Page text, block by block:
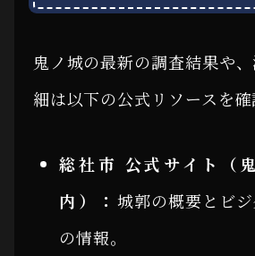
鬼ノ城の最新の調査結果や
細は以下の公式リソースを確
総社市 公式サイト（
内）：城郭の概要とビ
の情報。